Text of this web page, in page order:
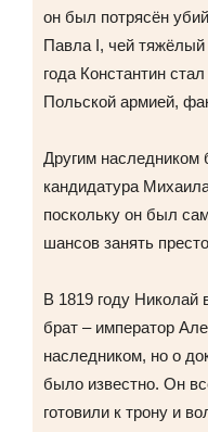
он был потрясён
Павла I, чей тяжёлый
года Константин
Польской армией,
Другим наследником
кандидатура
поскольку он был
шансов занять
В 1819 году Николай
брат – император
наследником, но о
было известно. Он
готовили к трону и